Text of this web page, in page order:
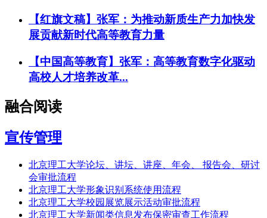
【红旗文稿】张军：为推动新质生产力加快发
展贡献新时代高等教育力量
【中国高等教育】张军：高等教育数字化驱动
高校人才培养改革...
融合阅读
宣传管理
北京理工大学论坛、讲坛、讲座、年会、 报告会、研讨
会审批流程
北京理工大学形象识别系统使用流程
北京理工大学校园展览展示活动审批流程
北京理工大学新闻类信息发布保密审查工作流程